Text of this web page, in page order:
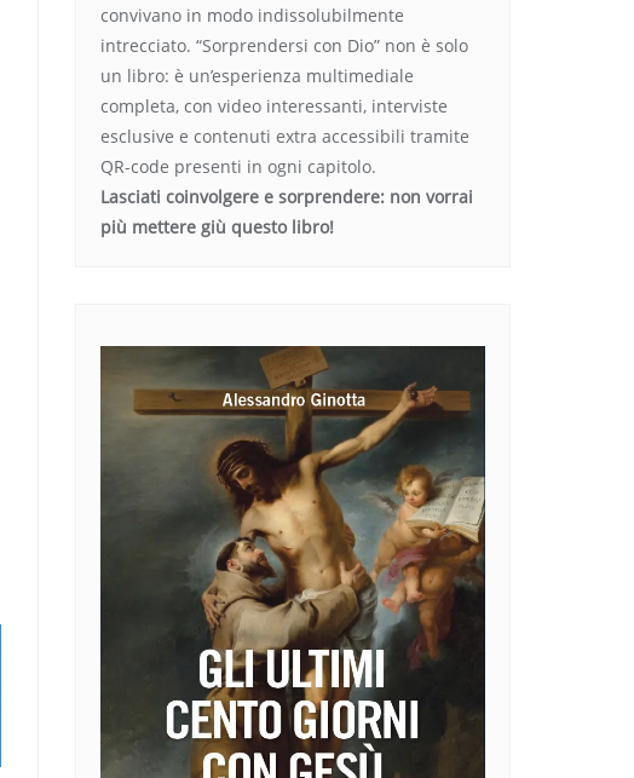
convivano in modo indissolubilmente
intrecciato. “Sorprendersi con Dio” non è solo
un libro: è un’esperienza multimediale
completa, con video interessanti, interviste
esclusive e contenuti extra accessibili tramite
QR-code presenti in ogni capitolo.
Lasciati coinvolgere e sorprendere: non vorrai
più mettere giù questo libro!